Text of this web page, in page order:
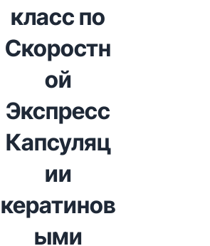
класс по
Скоростн
ой
Экспресс
Капсуляц
ии
кератинов
ыми